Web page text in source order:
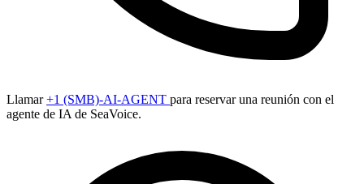
Llamar+1 (SMB)-AI-AGENT para reservar una reunión con el
agente de IA de SeaVoice.